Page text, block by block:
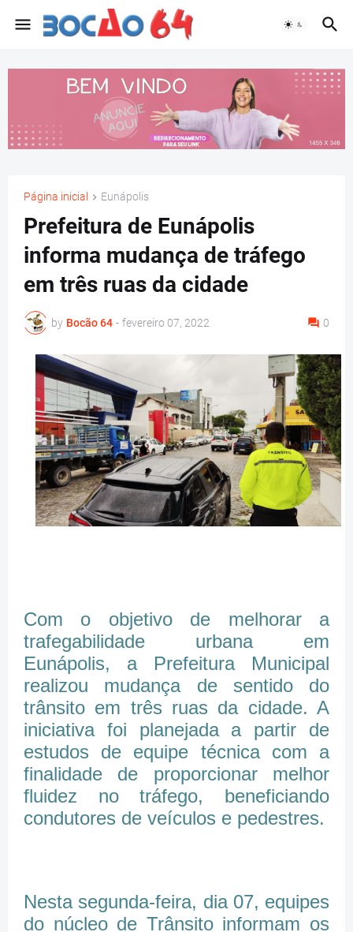
Página inicial Eunápolis
Prefeitura de Eunápolis
informa mudança de tráfego
em três ruas da cidade
by Bocão 64 - fevereiro 07, 2022 0
Com o objetivo de melhorar a
trafegabilidade urbana em
Eunápolis, a Prefeitura Municipal
realizou mudança de sentido do
trânsito em três ruas da cidade. A
iniciativa foi planejada a partir de
estudos de equipe técnica com a
finalidade de proporcionar melhor
fluidez no tráfego, beneficiando
condutores de veículos e pedestres.
Nesta segunda-feira, dia 07, equipes
do núcleo de Trânsito informam os